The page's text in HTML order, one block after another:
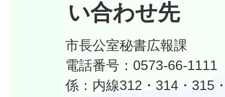
い合わせ先
市長公室秘書広報課
電話番号：0573-66-1111
係：内線312・314・315